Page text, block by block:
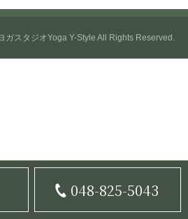
ガスタジオYoga Y-Style All Rights Reserved.
048-825-5043